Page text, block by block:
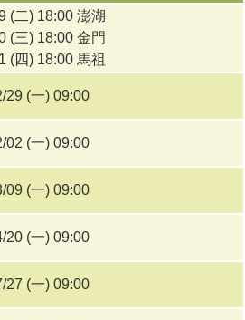
(二) 18:00 澎湖
(三) 18:00 金門
(四) 18:00 馬祖
29 (一) 09:00
02 (一) 09:00
09 (一) 09:00
20 (一) 09:00
27 (一) 09:00